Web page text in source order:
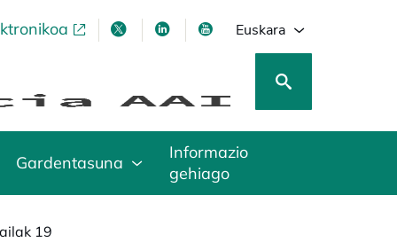
opens in a new tabopens in a new tab
opens in a new tab
opens in a new tab
Euskara
Gardentasuna
Informazio
gehiago
19